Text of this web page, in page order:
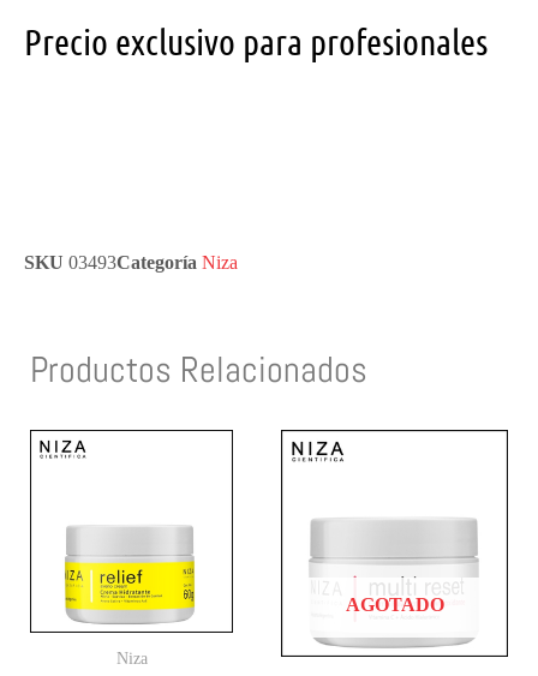
Precio exclusivo para profesionales
SKU 03493Categoría Niza
Productos Relacionados
Niza
AGOTADO